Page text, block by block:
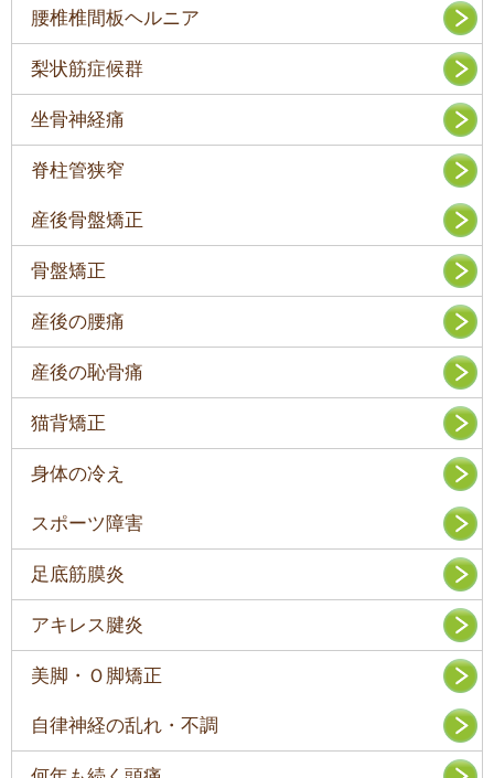
腰椎椎間板ヘルニア
梨状筋症候群
坐骨神経痛
脊柱管狭窄
産後骨盤矯正
骨盤矯正
産後の腰痛
産後の恥骨痛
猫背矯正
身体の冷え
スポーツ障害
足底筋膜炎
アキレス腱炎
美脚・Ｏ脚矯正
自律神経の乱れ・不調